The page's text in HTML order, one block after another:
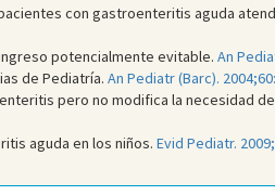
con gastroenteritis aguda
potencialmente evitable. An
de Pediatría. An Pediatr (Barc).
pero no modifica la necesidad
aguda en los niños. Evid Pediatr.